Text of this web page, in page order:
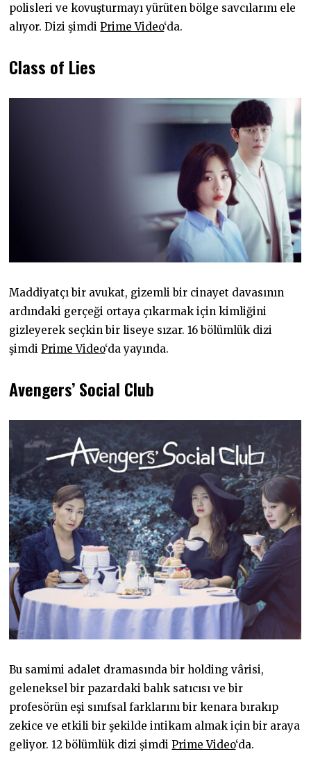
polisleri ve kovuşturmayı yürüten bölge savcılarını ele
alıyor. Dizi şimdiPrime Video‘da.
Class of Lies
Maddiyatçı bir avukat, gizemli bir cinayet davasının
ardındaki gerçeği ortaya çıkarmak için kimliğini
gizleyerek seçkin bir liseye sızar. 16 bölümlük dizi
şimdiPrime Video‘da yayında.
Avengers’ Social Club
Bu samimi adalet dramasında bir holding vârisi,
geleneksel bir pazardaki balık satıcısı ve bir
profesörün eşi sınıfsal farklarını bir kenara bırakıp
zekice ve etkili bir şekilde intikam almak için bir araya
geliyor. 12 bölümlük dizi şimdiPrime Video‘da.